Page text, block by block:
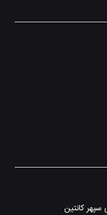
سپهر کانتین